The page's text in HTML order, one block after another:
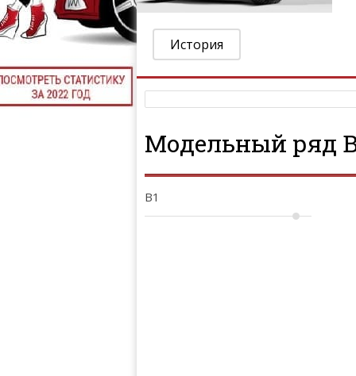
История
Модельный ряд
B1